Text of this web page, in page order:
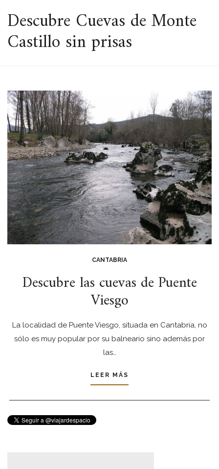
ESPACIO
Descubre Cuevas de Monte
Castillo sin prisas
CANTABRIA
Descubre las cuevas de Puente
Viesgo
La localidad de Puente Viesgo, situada en Cantabria, no
sólo es muy popular por su balneario sino además por
las…
LEER MÁS